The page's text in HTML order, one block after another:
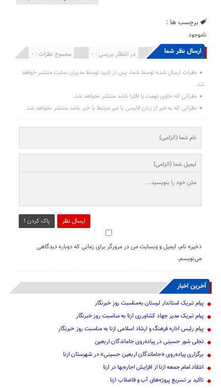
برچسب ها :
ناموجود
ارسال نظر شما مجموع نظرات : 0 در انتظار بررسی : 0 انتشار یافته : 0
نظرات ارسال شده توسط شما، پس از تایید توسط مدیران سایت منتشر خواهد
شد.
نظراتی که حاوی تهمت یا افترا باشد منتشر نخواهد شد.
نظراتی که به غیر از زبان فارسی یا غیر مرتبط با خبر باشد منتشر نخواهد شد.
ارسال نظر پاک کردن !
ذخیره نام، ایمیل و وبسایت من در مرورگر برای زمانی که دوباره دیدگاهی
می‌نویسم.
آخرین اخبار
پیام تبریک استاندار لرستان به‌مناسبت روز خبرنگار
پیام تبریک مدیر جهاد کشاورزی ازنا به مناسبت روز خبرنگار
پیام رئیس اداره فرهنگ و ارشاد اسلامی ازنا به مناسبت روز خبرنگار
تجلی شور حسینی در پیاده‌روی جاماندگان اربعین
برگزاری پیاده‌روی «جاماندگان اربعین حسینی» در شهرستان ازنا
انتقاد امام جمعه ازنا از افزایش اجاره‌بها در ازنا
تاکید بر تسریع پروژه‌های آب و فاضلاب ازنا